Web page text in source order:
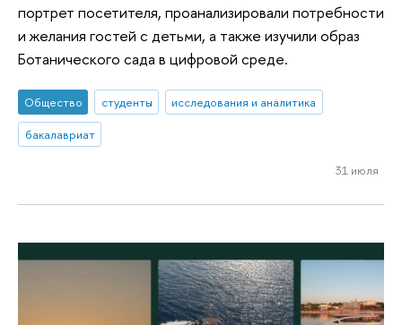
портрет посетителя, проанализировали потребности
и желания гостей с детьми, а также изучили образ
Ботанического сада в цифровой среде.
Общество студенты
исследования и аналитика
бакалавриат
31 июля